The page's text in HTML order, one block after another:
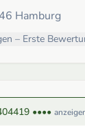
Hamburg
– Erste
••••